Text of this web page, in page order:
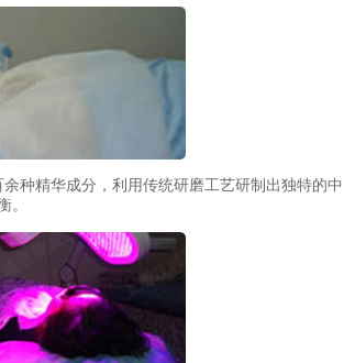
种精华成分，利用传统研磨工艺研制出独特的中
。